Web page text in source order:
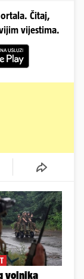
Čitaj,
vijestima.